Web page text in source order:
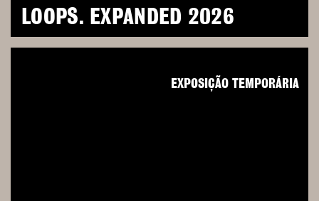
LOOPS. EXPANDED 2026
EXPOSIÇÃO TEMPORÁRIA